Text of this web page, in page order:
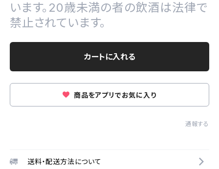
います。20歳未満の者の飲酒は法律で
禁止されています。
カートに入れる
商品をアプリでお気に入り
通報する
送料・配送方法について